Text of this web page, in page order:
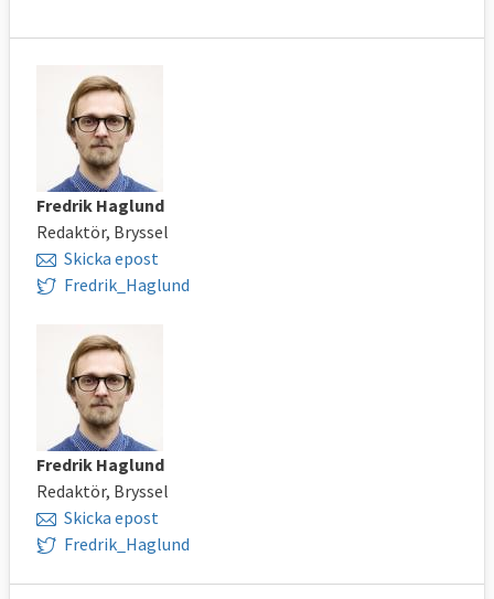
Fredrik Haglund
Redaktör, Bryssel
Skicka epost
Fredrik_Haglund
Fredrik Haglund
Redaktör, Bryssel
Skicka epost
Fredrik_Haglund